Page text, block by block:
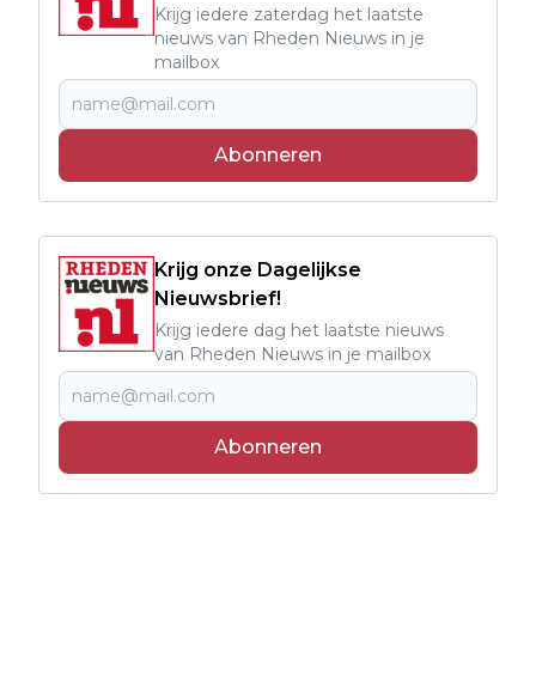
Krijg iedere zaterdag het laatste
nieuws van Rheden Nieuws in je
mailbox
Abonneren
Krijg onze Dagelijkse
Nieuwsbrief!
Krijg iedere dag het laatste nieuws
van Rheden Nieuws in je mailbox
Abonneren